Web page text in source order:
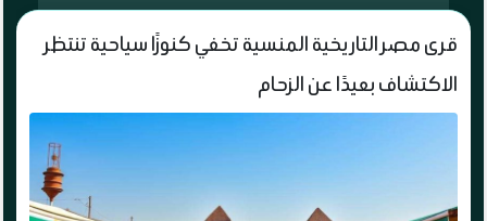
قرى مصر التاريخية المنسية تخفي كنوزًا سياحية تنتظر
الاكتشاف بعيدًا عن الزحام